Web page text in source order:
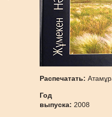
Распечатать:
Год
выпуска: 2008